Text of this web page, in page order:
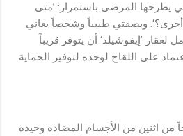
يطرحها المرضى باستمرار: ’متى
وبصفتي طبيباً وشخصاً يعاني
’إيفوشيلد‘ أن يتوفر قريباً
على اللقاح لوحده لتوفير الحماية
من اثنين من الأجسام المضادة وحيدة